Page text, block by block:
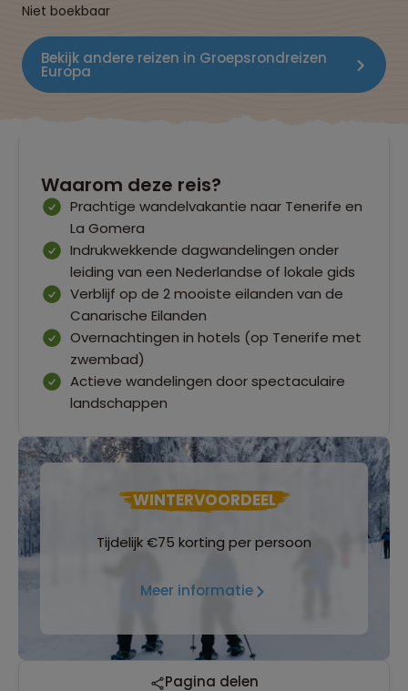
Niet boekbaar
Bekijk andere reizen in Groepsrondreizen
Europa
Waarom deze reis?
Prachtige wandelvakantie naar Tenerife en
La Gomera
Indrukwekkende dagwandelingen onder
leiding van een Nederlandse of lokale gids
Verblijf op de 2 mooiste eilanden van de
Canarische Eilanden
Overnachtingen in hotels (op Tenerife met
zwembad)
Actieve wandelingen door spectaculaire
landschappen
WINTERVOORDEEL
Tijdelijk €75 korting per persoon
Meer informatie
Pagina delen
Reizen met oog voor mens, cultuur en milieu